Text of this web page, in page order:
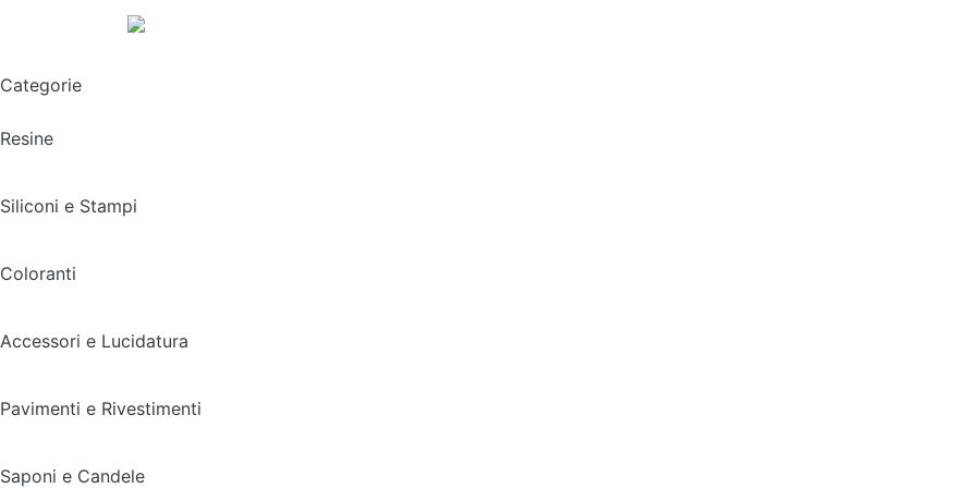
Categorie
Resine
Siliconi e Stampi
Coloranti
Accessori e Lucidatura
Pavimenti e Rivestimenti
Saponi e Candele